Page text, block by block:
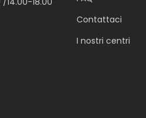
Contattaci
I nostri centri